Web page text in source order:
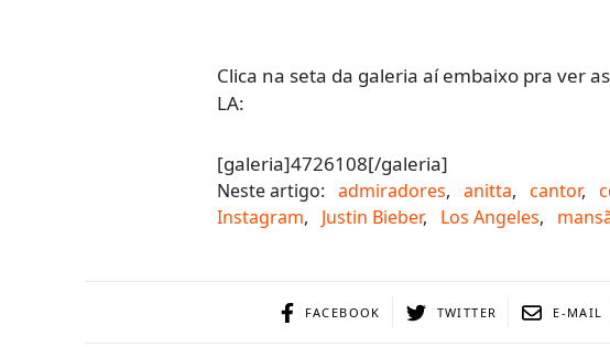
Clica na seta da galeria aí embaixo pra ver
LA:
[galeria]4726108[/galeria]
Neste artigo: admiradores, anitta, cantor,
Instagram, Justin Bieber, Los Angeles,
FACEBOOK TWITTER E-MAIL